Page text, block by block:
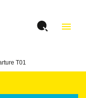
menu
T01